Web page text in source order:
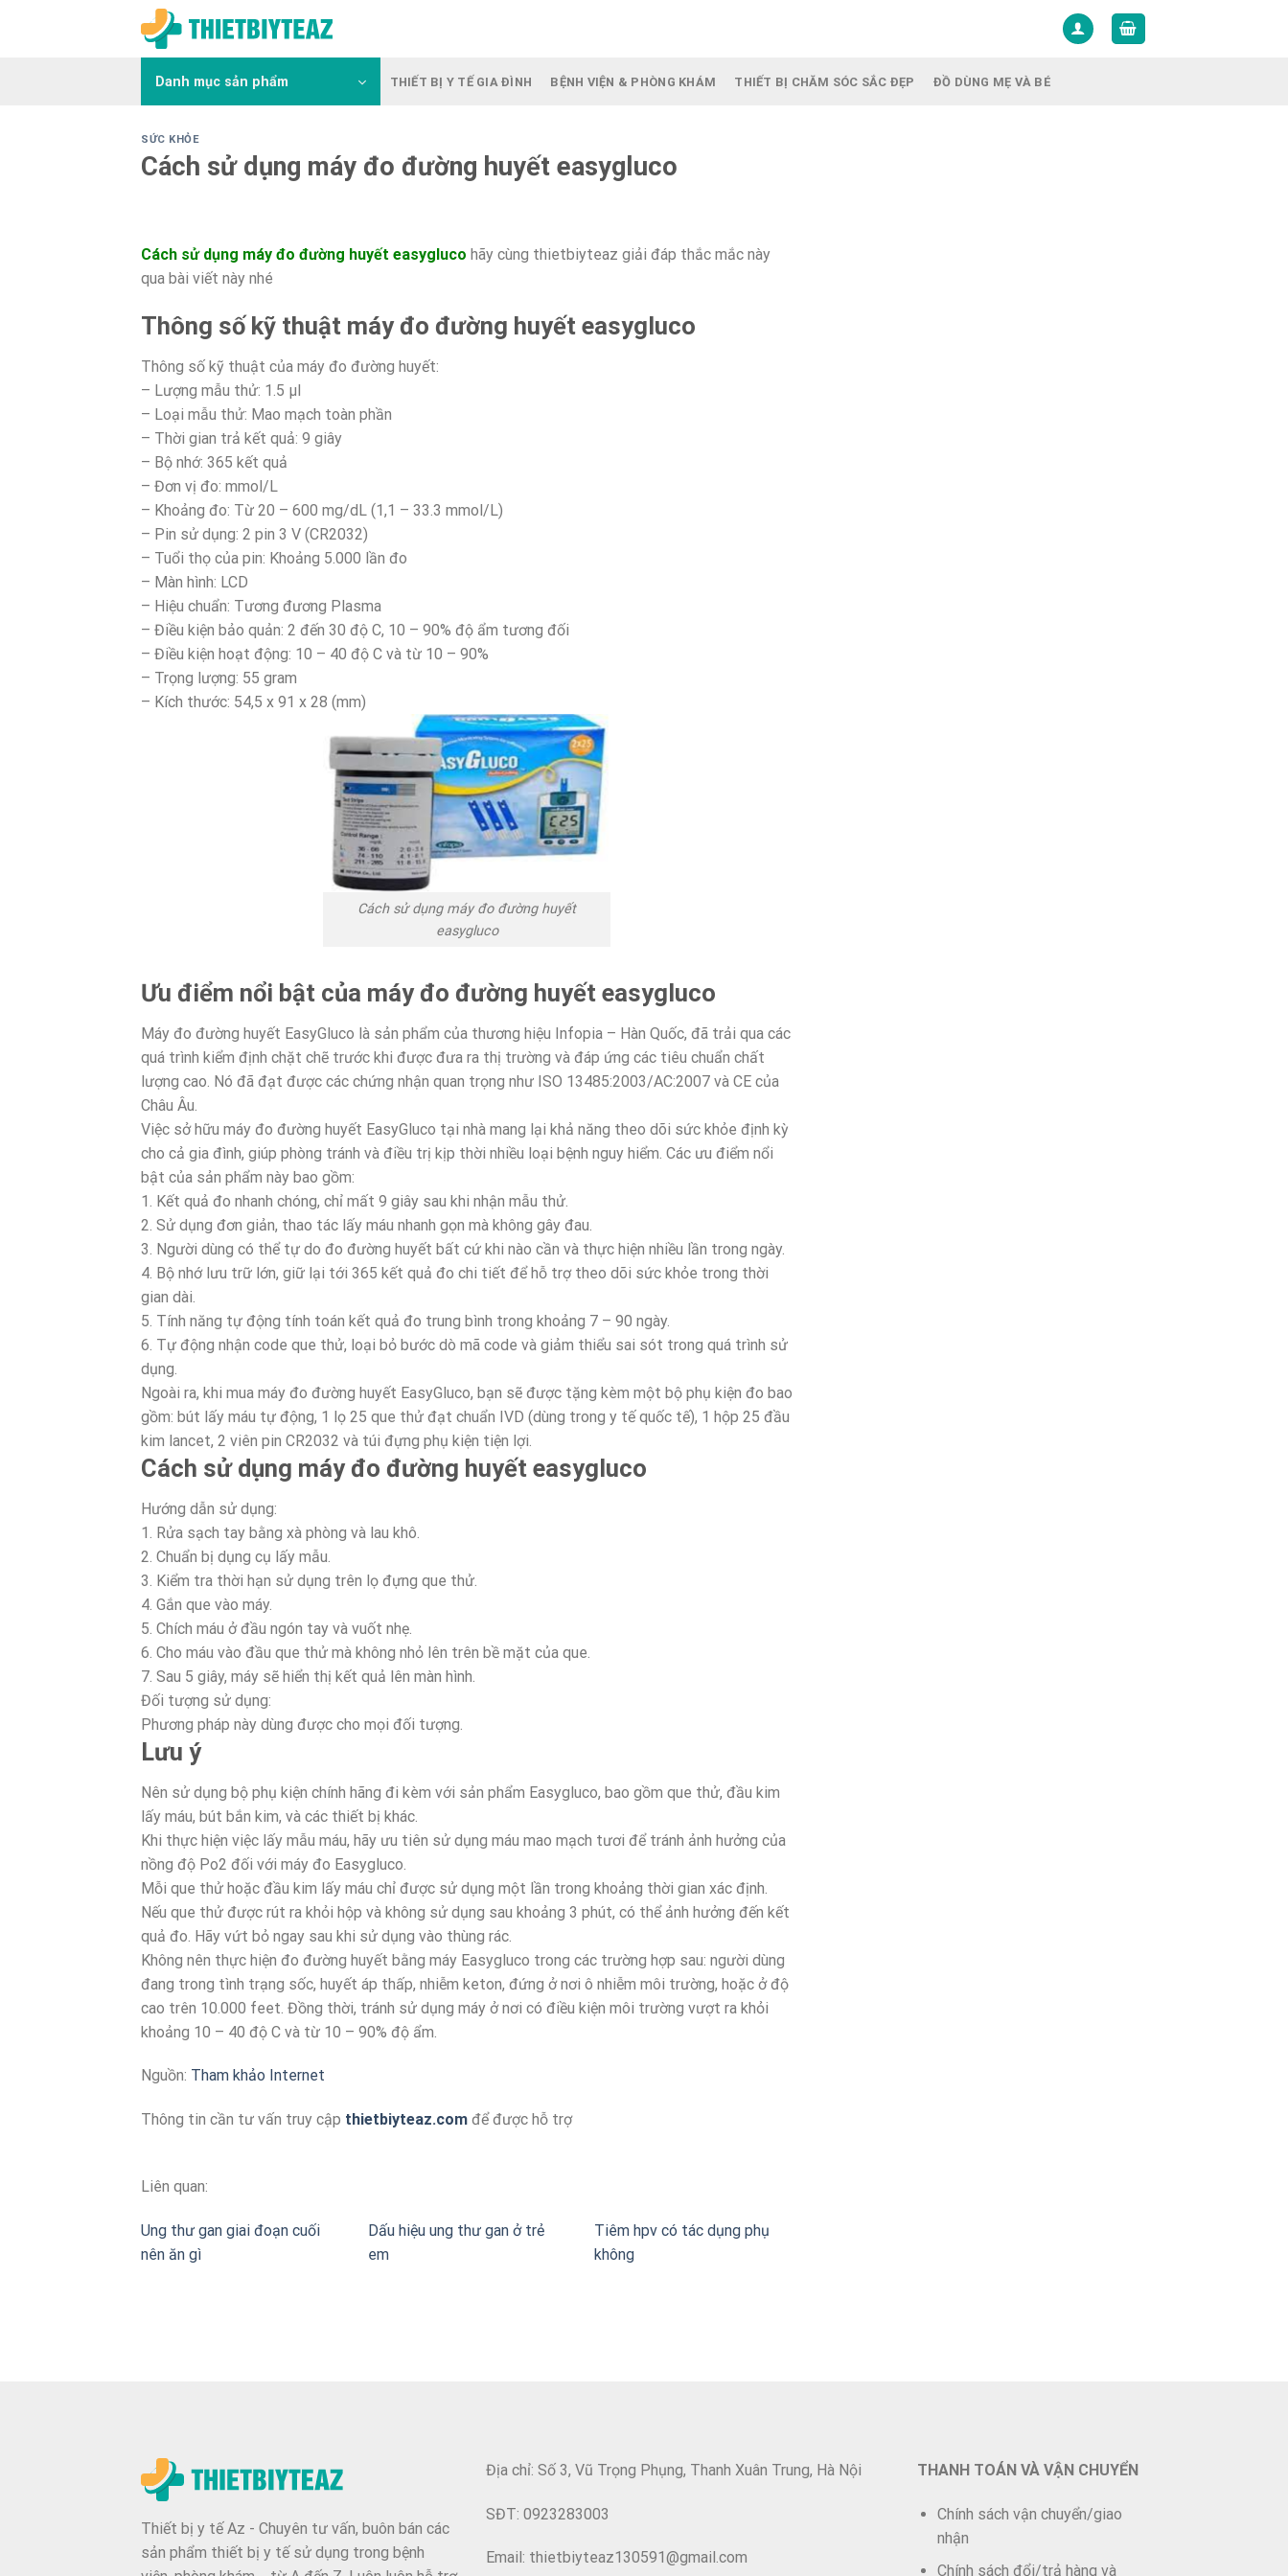
Danh mục sản phẩm THIẾT BỊ Y TẾ GIA ĐÌNH BỆNH VIỆN & PHÒNG KHÁM THIẾT BỊ CHĂM SÓC SẮC ĐẸP ĐỒ DÙNG MẸ VÀ BÉ
SỨC KHỎE
Cách sử dụng máy đo đường huyết easygluco
Cách sử dụng máy đo đường huyết easygluco hãy cùng thietbiyteaz giải đáp thắc mắc này
qua bài viết này nhé
Thông số kỹ thuật máy đo đường huyết easygluco
Thông số kỹ thuật của máy đo đường huyết:
– Lượng mẫu thử: 1.5 μl
– Loại mẫu thử: Mao mạch toàn phần
– Thời gian trả kết quả: 9 giây
– Bộ nhớ: 365 kết quả
– Đơn vị đo: mmol/L
– Khoảng đo: Từ 20 – 600 mg/dL (1,1 – 33.3 mmol/L)
– Pin sử dụng: 2 pin 3 V (CR2032)
– Tuổi thọ của pin: Khoảng 5.000 lần đo
– Màn hình: LCD
– Hiệu chuẩn: Tương đương Plasma
– Điều kiện bảo quản: 2 đến 30 độ C, 10 – 90% độ ẩm tương đối
– Điều kiện hoạt động: 10 – 40 độ C và từ 10 – 90%
– Trọng lượng: 55 gram
– Kích thước: 54,5 x 91 x 28 (mm)
Cách sử dụng máy đo đường huyết
easygluco
Ưu điểm nổi bật của máy đo đường huyết easygluco
Máy đo đường huyết EasyGluco là sản phẩm của thương hiệu Infopia – Hàn Quốc, đã trải qua các
quá trình kiểm định chặt chẽ trước khi được đưa ra thị trường và đáp ứng các tiêu chuẩn chất
lượng cao. Nó đã đạt được các chứng nhận quan trọng như ISO 13485:2003/AC:2007 và CE của
Châu Âu.
Việc sở hữu máy đo đường huyết EasyGluco tại nhà mang lại khả năng theo dõi sức khỏe định kỳ
cho cả gia đình, giúp phòng tránh và điều trị kịp thời nhiều loại bệnh nguy hiểm. Các ưu điểm nổi
bật của sản phẩm này bao gồm:
1. Kết quả đo nhanh chóng, chỉ mất 9 giây sau khi nhận mẫu thử.
2. Sử dụng đơn giản, thao tác lấy máu nhanh gọn mà không gây đau.
3. Người dùng có thể tự do đo đường huyết bất cứ khi nào cần và thực hiện nhiều lần trong ngày.
4. Bộ nhớ lưu trữ lớn, giữ lại tới 365 kết quả đo chi tiết để hỗ trợ theo dõi sức khỏe trong thời
gian dài.
5. Tính năng tự động tính toán kết quả đo trung bình trong khoảng 7 – 90 ngày.
6. Tự động nhận code que thử, loại bỏ bước dò mã code và giảm thiểu sai sót trong quá trình sử
dụng.
Ngoài ra, khi mua máy đo đường huyết EasyGluco, bạn sẽ được tặng kèm một bộ phụ kiện đo bao
gồm: bút lấy máu tự động, 1 lọ 25 que thử đạt chuẩn IVD (dùng trong y tế quốc tế), 1 hộp 25 đầu
kim lancet, 2 viên pin CR2032 và túi đựng phụ kiện tiện lợi.
Cách sử dụng máy đo đường huyết easygluco
Hướng dẫn sử dụng:
1. Rửa sạch tay bằng xà phòng và lau khô.
2. Chuẩn bị dụng cụ lấy mẫu.
3. Kiểm tra thời hạn sử dụng trên lọ đựng que thử.
4. Gắn que vào máy.
5. Chích máu ở đầu ngón tay và vuốt nhẹ.
6. Cho máu vào đầu que thử mà không nhỏ lên trên bề mặt của que.
7. Sau 5 giây, máy sẽ hiển thị kết quả lên màn hình.
Đối tượng sử dụng:
Phương pháp này dùng được cho mọi đối tượng.
Lưu ý
Nên sử dụng bộ phụ kiện chính hãng đi kèm với sản phẩm Easygluco, bao gồm que thử, đầu kim
lấy máu, bút bắn kim, và các thiết bị khác.
Khi thực hiện việc lấy mẫu máu, hãy ưu tiên sử dụng máu mao mạch tươi để tránh ảnh hưởng của
nồng độ Po2 đối với máy đo Easygluco.
Mỗi que thử hoặc đầu kim lấy máu chỉ được sử dụng một lần trong khoảng thời gian xác định.
Nếu que thử được rút ra khỏi hộp và không sử dụng sau khoảng 3 phút, có thể ảnh hưởng đến kết
quả đo. Hãy vứt bỏ ngay sau khi sử dụng vào thùng rác.
Không nên thực hiện đo đường huyết bằng máy Easygluco trong các trường hợp sau: người dùng
đang trong tình trạng sốc, huyết áp thấp, nhiễm keton, đứng ở nơi ô nhiễm môi trường, hoặc ở độ
cao trên 10.000 feet. Đồng thời, tránh sử dụng máy ở nơi có điều kiện môi trường vượt ra khỏi
khoảng 10 – 40 độ C và từ 10 – 90% độ ẩm.
Nguồn: Tham khảo Internet
Thông tin cần tư vấn truy cập thietbiyteaz.com để được hỗ trợ
Liên quan:
Ung thư gan giai đoạn cuối
nên ăn gì
Dấu hiệu ung thư gan ở trẻ
em
Tiêm hpv có tác dụng phụ
không
Thiết bị y tế Az - Chuyên tư vấn, buôn bán các
sản phẩm thiết bị y tế sử dụng trong bệnh
Địa chỉ: Số 3, Vũ Trọng Phụng, Thanh Xuân Trung, Hà Nội
SĐT: 0923283003
Email: thietbiyteaz130591@gmail.com
THANH TOÁN VÀ VẬN CHUYỂN
Chính sách vận chuyển/giao
nhận
Chính sách đổi/trả hàng và